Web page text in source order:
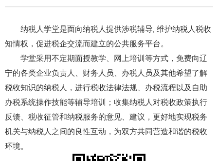
纳税人学堂是面向纳税人提供涉税辅导, 维护纳税人税收
知情权，促进税企交流而建立的公共服务平台。
学堂采用不定期面授教学、网上培训等方式，免费向辽
宁的各类企业负责人、财务人员、办税人员及其他希望了解
税收知识的纳税人，进行税收法律法规、办税流程以及自助
办税系统操作技能等辅导培训；收集纳税人对税收政策执行
反馈、税收征管和纳税服务的意见、建议，更好地实现税务
机关与纳税人之间的良性互动，为双方共同营造和谐的税收
环境。